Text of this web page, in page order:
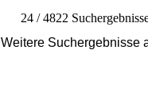
24 / 4822
Weitere Suchergebnisse